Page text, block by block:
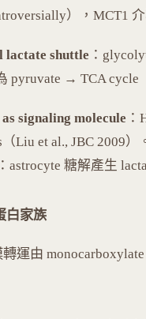
），MCT1
lactate shuttle ：
pyruvate → TCA cycle
signaling molecule
Liu et al., JBC 2009）
astrocyte 糖解產生
白家族
運由